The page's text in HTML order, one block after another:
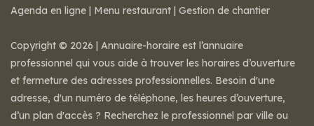
Agenda en ligne | Menu restaurant | Gestion de chantier
Copyright © 2026 | Annuaire-horaire est l’annuaire
professionnel qui vous aide à trouver les horaires d’ouverture
et fermeture des adresses professionnelles. Besoin d'une
adresse, d'un numéro de téléphone, les heures d’ouverture,
d’un plan d'accès ? Recherchez le professionnel par ville ou